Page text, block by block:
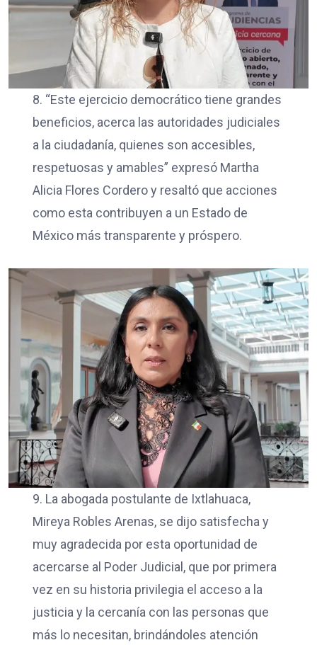
8. “Este ejercicio democrático tiene grandes
beneficios, acerca las autoridades judiciales
a la ciudadanía, quienes son accesibles,
respetuosas y amables” expresó Martha
Alicia Flores Cordero y resaltó que acciones
como esta contribuyen a un Estado de
México más transparente y próspero.
9. La abogada postulante de Ixtlahuaca,
Mireya Robles Arenas, se dijo satisfecha y
muy agradecida por esta oportunidad de
acercarse al Poder Judicial, que por primera
vez en su historia privilegia el acceso a la
justicia y la cercanía con las personas que
más lo necesitan, brindándoles atención